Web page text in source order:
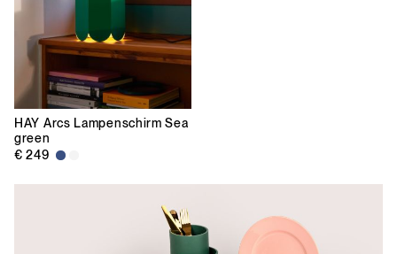
HAY Arcs Lampenschirm Sea
green
€ 249